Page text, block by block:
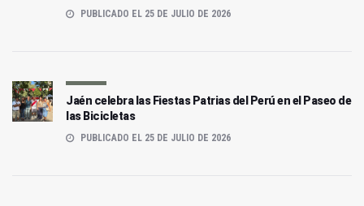
PUBLICADO EL 25 DE JULIO DE 2026
Jaén celebra las Fiestas Patrias del Perú en el Paseo de
las Bicicletas
PUBLICADO EL 25 DE JULIO DE 2026